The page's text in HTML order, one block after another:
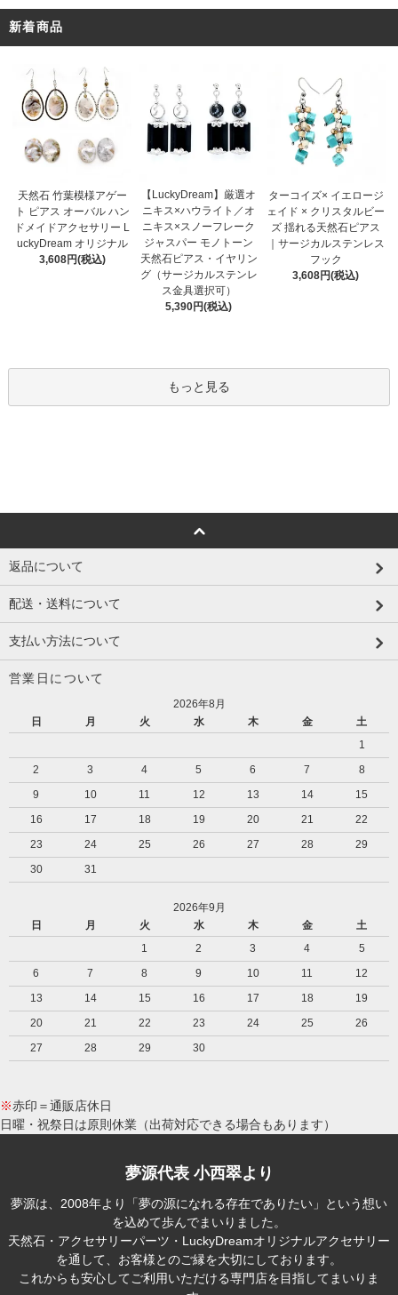
新着商品
天然石 竹葉模様アゲー
ト ピアス オーバル ハン
ドメイドアクセサリー L
uckyDream オリジナル
3,608円(税込)
【LuckyDream】厳選オ
ニキス×ハウライト／オ
ニキス×スノーフレーク
ジャスパー モノトーン
天然石ピアス・イヤリン
グ（サージカルステンレ
ス金具選択可）
5,390円(税込)
ターコイズ× イエロージ
ェイド × クリスタルビー
ズ 揺れる天然石ピアス
｜サージカルステンレス
フック
3,608円(税込)
もっと見る
返品について
配送・送料について
支払い方法について
営業日について
2026年8月
日
月 火 水 木 金
土
1
2
3 4 5 6 7
8
9
10 11 12 13 14
15
16
17 18 19 20 21
22
23
24 25 26 27 28
29
30
31
2026年9月
日
月 火 水 木 金
土
1
2 3 4
5
6
7 8 9 10 11
12
13
14 15 16 17 18
19
20
21 22 23 24 25
26
27
28 29 30
※赤印＝通販店休日
日曜・祝祭日は原則休業（出荷対応できる場合もあります）
夢源代表 小西翠より
夢源は、2008年より「夢の源になれる存在でありたい」という想い
を込めて歩んでまいりました。
天然石・アクセサリーパーツ・LuckyDreamオリジナルアクセサリー
を通して、お客様とのご縁を大切にしております。
これからも安心してご利用いただける専門店を目指してまいりま